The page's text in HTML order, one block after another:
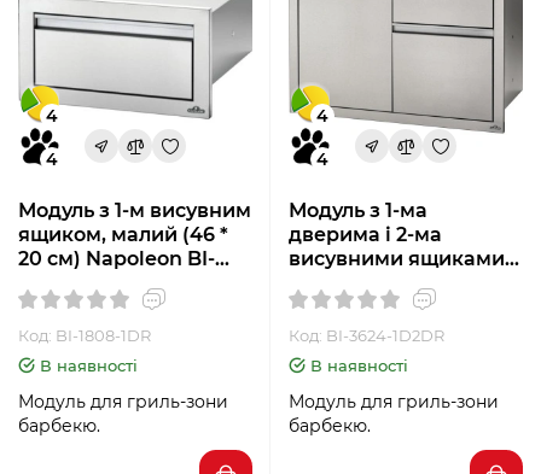
4
4
Модуль з 1-м висувним
ящиком, малий (46 *
20 см) Napoleon BI-
Код: BI-1808-1DR
В наявності
Модуль для гриль-зони
барбекю.
4
4
Модуль з 1-ма
дверима і 2-ма
висувними ящиками
(91 * 61 см) Napoleon
BI-3624-1D2DR
Код: BI-3624-1D2DR
В наявності
Модуль для гриль-зони
барбекю.